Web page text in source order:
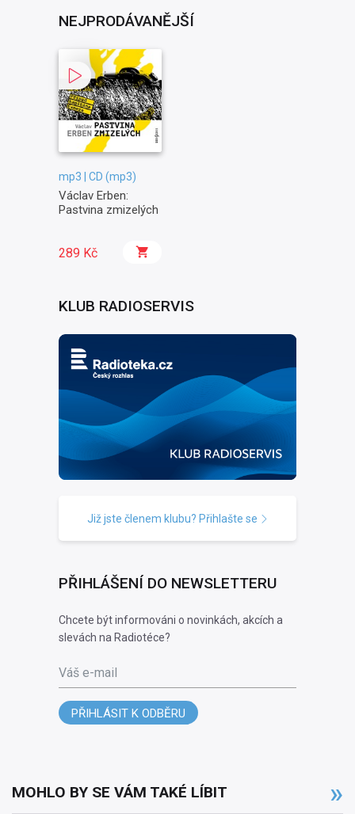
NEJPRODÁVANĚJŠÍ
mp3 | CD (mp3)
Václav Erben:
Pastvina zmizelých
289 Kč
KLUB RADIOSERVIS
Již jste členem klubu? Přihlašte se
PŘIHLÁŠENÍ DO NEWSLETTERU
Chcete být informováni o novinkách, akcích a
slevách na Radiotéce?
Váš e-mail
PŘIHLÁSIT K ODBĚRU
MOHLO BY SE VÁM TAKÉ LÍBIT